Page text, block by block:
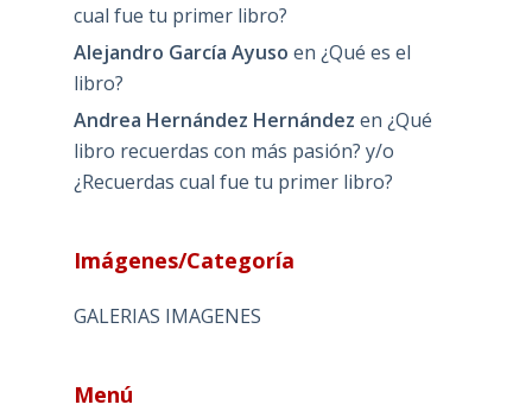
cual fue tu primer libro?
Alejandro García Ayuso en ¿Qué es el
libro?
Andrea Hernández Hernández en ¿Qué
libro recuerdas con más pasión? y/o
¿Recuerdas cual fue tu primer libro?
Imágenes/Categoría
GALERIAS IMAGENES
Menú